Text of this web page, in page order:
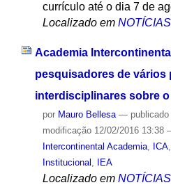
currículo até o dia 7 de
Localizado em NOTÍCIAS
Academia
pesquisadores de vários
interdisciplinares sobre
por Mauro Bellesa — publicado
modificação12/02/2016 13:38
Intercontinental Academia, ICA,
Institucional
IEA
Localizado em NOTÍCIAS